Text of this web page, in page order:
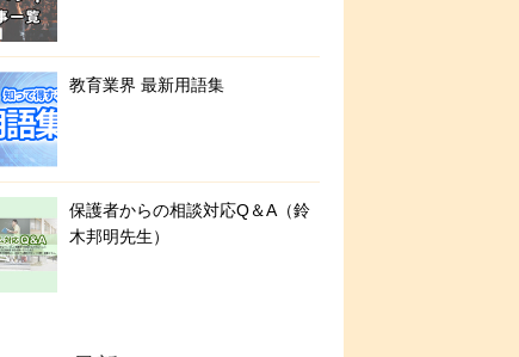
教育業界 最新用語集
保護者からの相談対応Q＆A（鈴
木邦明先生）